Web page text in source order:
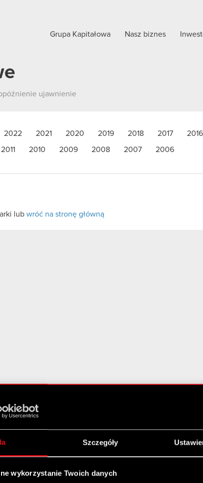
Szczegóły
wykorzystanie Twoich danych
Grupa Kapitałowa Nasz biznes
ujawnienie
2022 2021 2020 2019 2018 2017 2016
2011 2010 2009 2008 2007 2006
lub wróć na stronę główną